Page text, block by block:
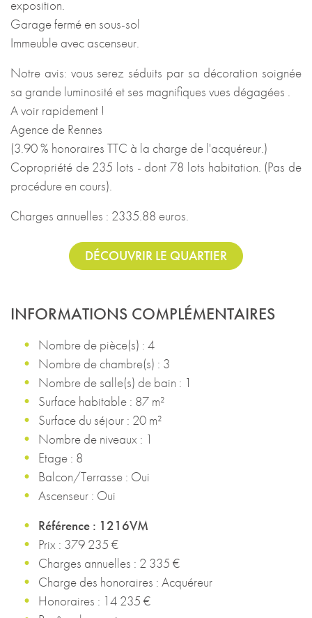
exposition.
Garage fermé en sous-sol
Immeuble avec ascenseur.
Notre avis: vous serez séduits par sa décoration soignée
sa grande luminosité et ses magnifiques vues dégagées .
A voir rapidement !
Agence de Rennes
(3.90 % honoraires TTC à la charge de l'acquéreur.)
Copropriété de 235 lots - dont 78 lots habitation. (Pas de
procédure en cours).
Charges annuelles : 2335.88 euros.
DÉCOUVRIR LE QUARTIER
INFORMATIONS COMPLÉMENTAIRES
Nombre de pièce(s) : 4
Nombre de chambre(s) : 3
Nombre de salle(s) de bain : 1
Surface habitable : 87 m²
Surface du séjour : 20 m²
Nombre de niveaux : 1
Etage : 8
Balcon/Terrasse : Oui
Ascenseur : Oui
Référence : 1216VM
Prix : 379 235 €
Charges annuelles : 2 335 €
Charge des honoraires : Acquéreur
Honoraires : 14 235 €